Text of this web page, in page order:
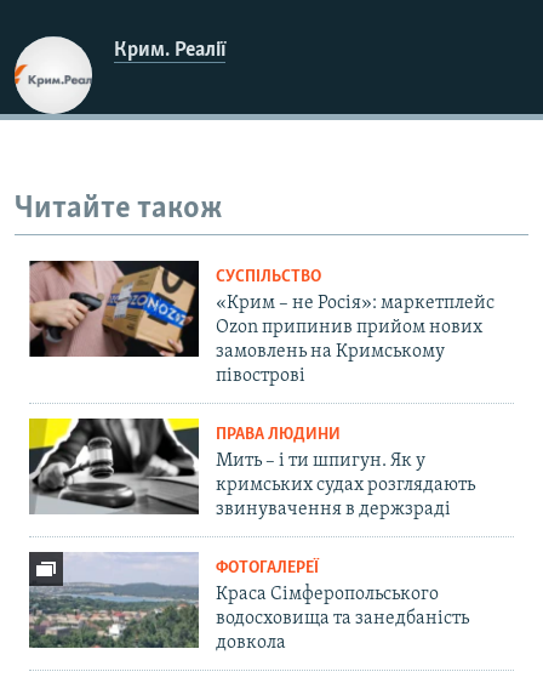
Крим. Реалії
Читайте також
СУСПІЛЬСТВО
«Крим – не Росія»: маркетплейс
Ozon припинив прийом нових
замовлень на Кримському
півострові
ПРАВА ЛЮДИНИ
Мить – і ти шпигун. Як у
кримських судах розглядають
звинувачення в держзраді
ФОТОГАЛЕРЕЇ
Краса Сімферопольського
водосховища та занедбаність
довкола